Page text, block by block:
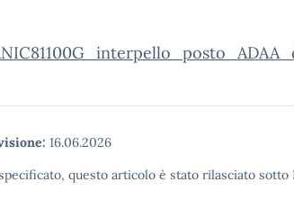
16.06.2026
questo articolo è stato rilasciato